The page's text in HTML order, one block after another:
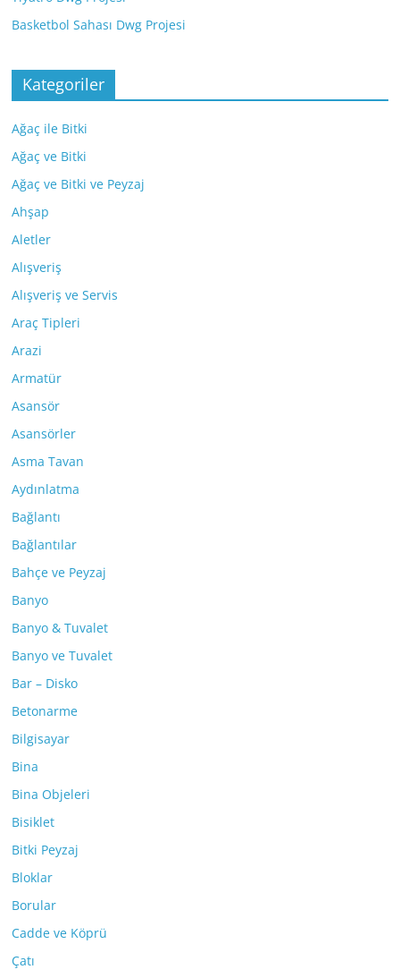
Basketbol Sahası Dwg Projesi
Kategoriler
Ağaç ile Bitki
Ağaç ve Bitki
Ağaç ve Bitki ve Peyzaj
Ahşap
Aletler
Alışveriş
Alışveriş ve Servis
Araç Tipleri
Arazi
Armatür
Asansör
Asansörler
Asma Tavan
Aydınlatma
Bağlantı
Bağlantılar
Bahçe ve Peyzaj
Banyo
Banyo & Tuvalet
Banyo ve Tuvalet
Bar – Disko
Betonarme
Bilgisayar
Bina
Bina Objeleri
Bisiklet
Bitki Peyzaj
Bloklar
Borular
Cadde ve Köprü
Çatı